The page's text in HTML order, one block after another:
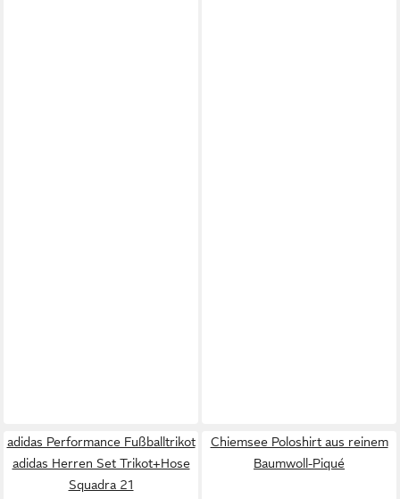
adidas Performance Fußballtrikot
adidas Herren Set Trikot+Hose
Squadra 21
Chiemsee Poloshirt aus reinem
Baumwoll-Piqué